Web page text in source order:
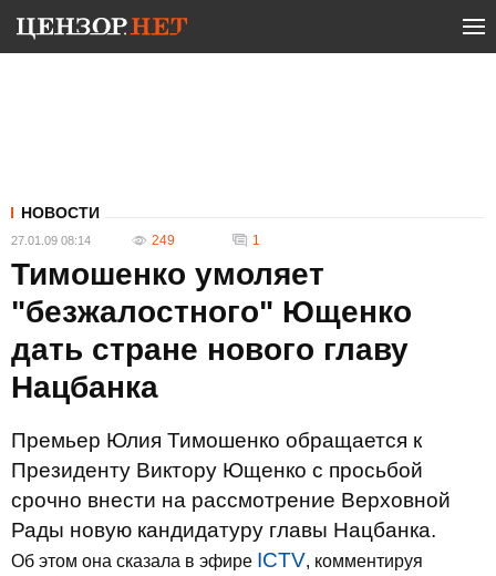
НОВОСТИ
27.01.09 08:14 249 1
Тимошенко умоляет
"безжалостного" Ющенко
дать стране нового главу
Нацбанка
Премьер Юлия Тимошенко обращается к
Президенту Виктору Ющенко с просьбой
срочно внести на рассмотрение Верховной
Рады новую кандидатуру главы Нацбанка.
Об этом она сказала в эфире ICTV, комментируя